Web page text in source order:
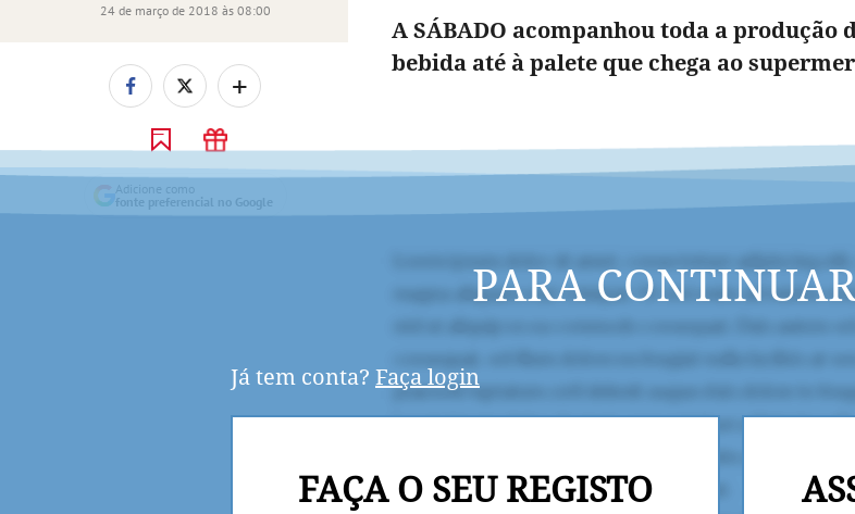
24 de março de 2018 às 08:00
+
Adicione como
fonte preferencial no Google
A SÁBADO acompanhou toda a produção
bebida até à palete que chega ao
PARA
Já tem conta? Faça login
FAÇA O SEU REGISTO